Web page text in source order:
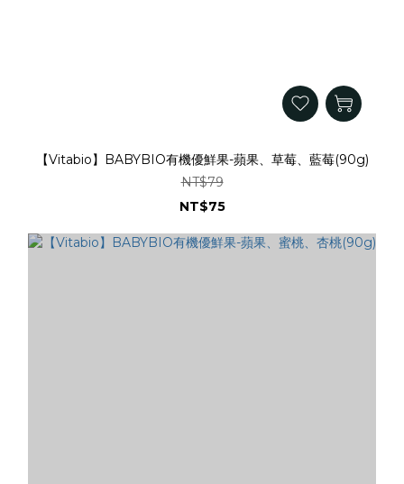
【Vitabio】BABYBIO有機優鮮果-蘋果、草莓、藍莓(90g)
NT$79
NT$75